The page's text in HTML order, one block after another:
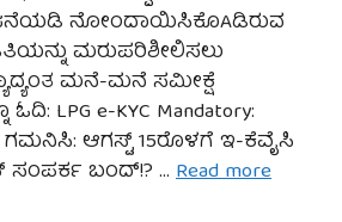
ನೋಂದಾಯಿಸಿಕೊAಡಿರುವ
ಮರುಪರಿಶೀಲಿಸಲು
ಮನೆ-ಮನೆ ಸಮೀಕ್ಷೆ
LPG e-KYC Mandatory:
ಆಗಸ್ಟ್ 15ರೊಳಗೆ ಇ-ಕೆವೈಸಿ
ಸಂಪರ್ಕ ಬಂದ್!? … Read more